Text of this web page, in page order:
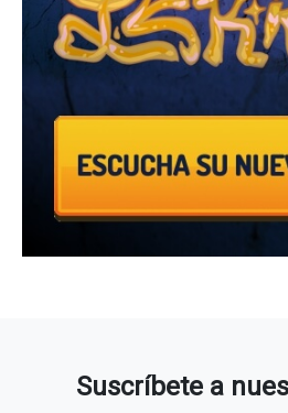
Suscríbete a